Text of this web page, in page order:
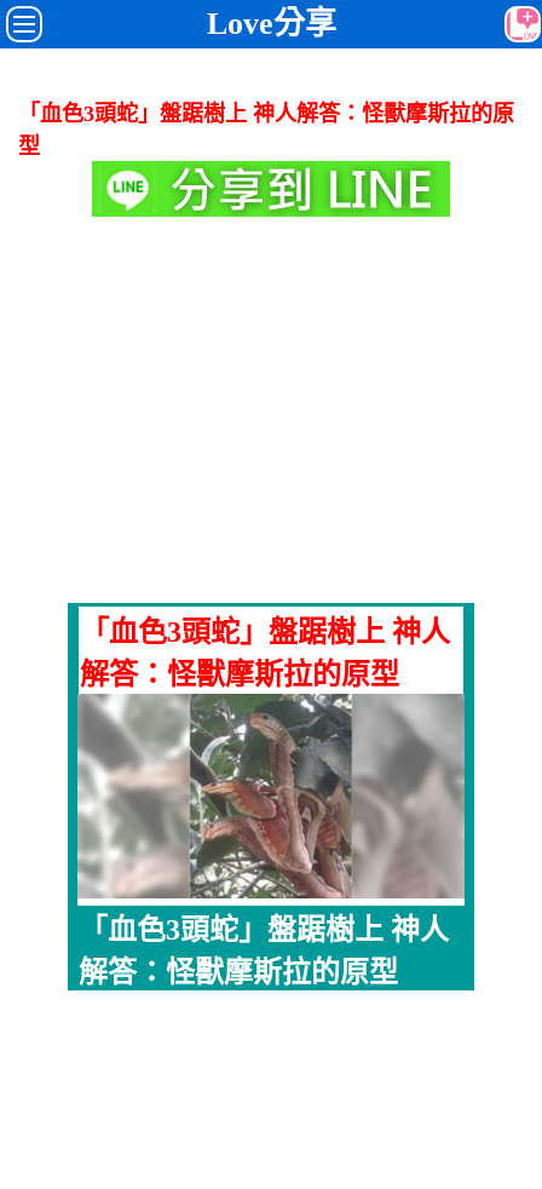
Love分享
「血色3頭蛇」盤踞樹上 神人解答：怪獸摩斯拉的原
型
「血色3頭蛇」盤踞樹上 神人
解答：怪獸摩斯拉的原型
「血色3頭蛇」盤踞樹上 神人
解答：怪獸摩斯拉的原型